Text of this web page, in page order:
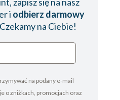
i odbierz darmowy
na Ciebie!
na podany e-mail
o zniżkach, promocjach oraz